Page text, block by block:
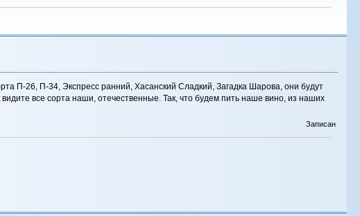
П-26, П-34, Экспресс ранний, Хасанский Сладкий, Загадка Шарова, они будут
все сорта наши, отечественные. Так, что будем пить наше вино, из наших
Записан